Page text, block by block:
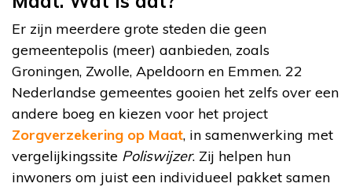
Er zijn meerdere grote steden die geen
gemeentepolis (meer) aanbieden, zoals
Groningen, Zwolle, Apeldoorn en Emmen. 22
Nederlandse gemeentes gooien het zelfs over een
andere boeg en kiezen voor het project
Zorgverzekering op Maat, in samenwerking met
vergelijkingssite Poliswijzer. Zij helpen hun
inwoners om juist een individueel pakket samen